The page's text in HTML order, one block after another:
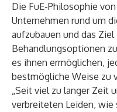
Die FuE-Philosophie
Unternehmen rund um
aufzubauen und das
Behandlungsoptionen
es ihnen ermöglichen,
bestmögliche Weise zu
„Seit viel zu langer Zeit
verbreiteten Leiden, wie